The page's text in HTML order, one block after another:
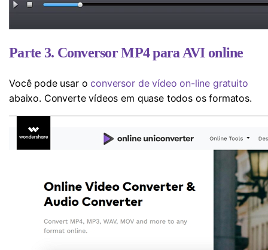
Parte 3. Conversor MP4 para AVI online
Você pode usar oconversor de vídeo on-line gratuito
abaixo. Converte vídeos em quase todos os formatos.